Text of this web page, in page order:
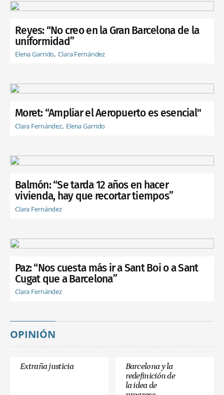
Reyes: “No creo en la Gran Barcelona de la
uniformidad”
Elena Garrido Clara Fernández
Moret: “Ampliar el Aeropuerto es esencial"
Clara Fernández Elena Garrido
Balmón: “Se tarda 12 años en hacer
vivienda, hay que recortar tiempos”
Clara Fernández
Paz: “Nos cuesta más ir a Sant Boi o a Sant
Cugat que a Barcelona”
Clara Fernández
OPINIÓN
Extraña justicia
Barcelona y la
redefinición de
la idea de